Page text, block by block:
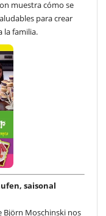
muestra cómo se
para crear
la familia.
saisonal
Björn Moschinski nos